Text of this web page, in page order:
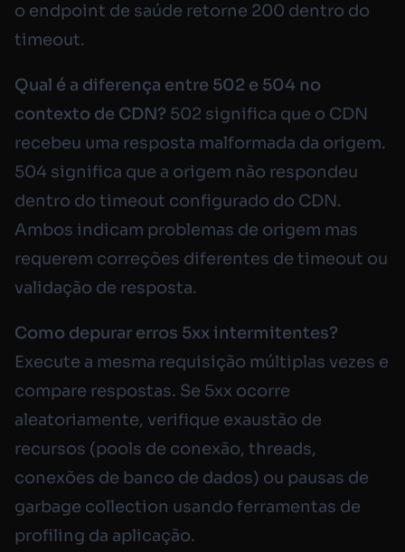
o endpoint de saúde retorne 200 dentro do
timeout.
Qual é a diferença entre 502 e 504 no
contexto de CDN? 502 significa que o CDN
recebeu uma resposta malformada da origem.
504 significa que a origem não respondeu
dentro do timeout configurado do CDN.
Ambos indicam problemas de origem mas
requerem correções diferentes de timeout ou
validação de resposta.
Como depurar erros 5xx intermitentes?
Execute a mesma requisição múltiplas vezes e
compare respostas. Se 5xx ocorre
aleatoriamente, verifique exaustão de
recursos (pools de conexão, threads,
conexões de banco de dados) ou pausas de
garbage collection usando ferramentas de
profiling da aplicação.